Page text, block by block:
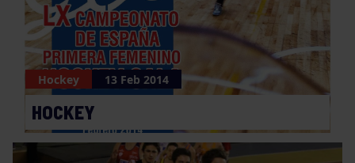
Hockey 13 Feb 2014
HOCKEY